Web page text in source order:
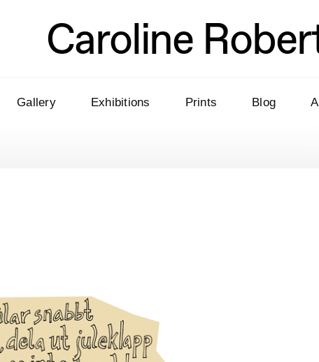
Caroline
Gallery Exhibitions Prints Blog